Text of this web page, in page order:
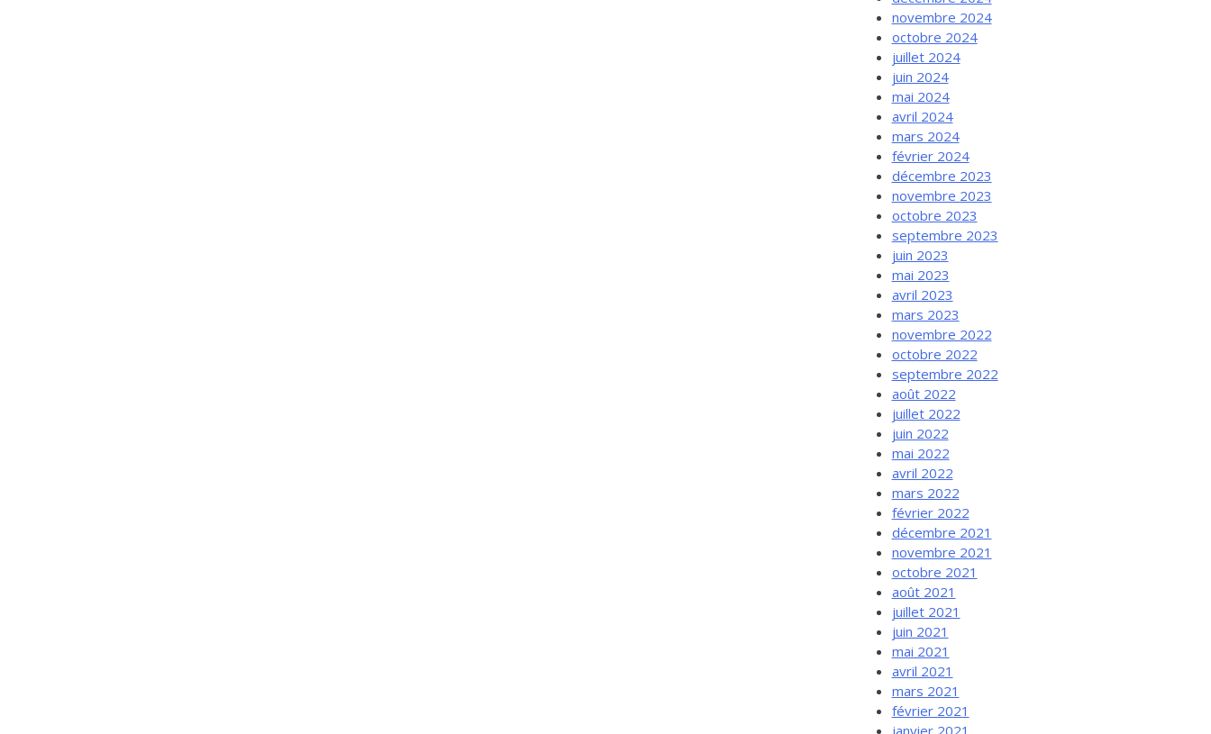
novembre 2024
octobre 2024
juillet 2024
juin 2024
mai 2024
avril 2024
mars 2024
février 2024
décembre 2023
novembre 2023
octobre 2023
septembre 2023
juin 2023
mai 2023
avril 2023
mars 2023
novembre 2022
octobre 2022
septembre 2022
août 2022
juillet 2022
juin 2022
mai 2022
avril 2022
mars 2022
février 2022
décembre 2021
novembre 2021
octobre 2021
août 2021
juillet 2021
juin 2021
mai 2021
avril 2021
mars 2021
février 2021
janvier 2021